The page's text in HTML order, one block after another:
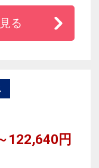
き７番目の
る
122,640円